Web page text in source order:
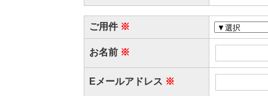
ご用件
お名前
Eメールアドレス